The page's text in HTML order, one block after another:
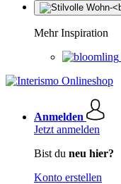
Mehr Inspiration
Anmelden
Jetzt anmelden
Bist du neu hier?
Konto erstellen